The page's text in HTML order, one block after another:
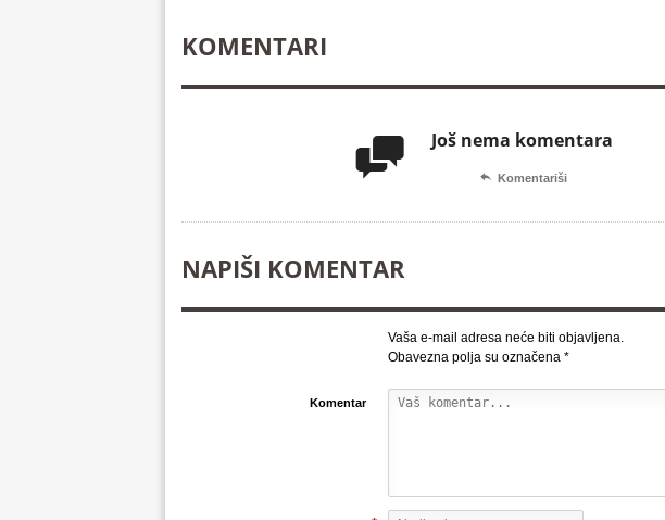
KOMENTARI
 Još nema komentara
 Komentariši
NAPIŠI KOMENTAR
Vaša e-mail adresa neće biti objavljena.
Obavezna polja su označena *
Komentar